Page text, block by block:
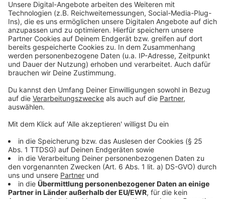
Das Durchschnittsalter der Ärztinnen und Ärzte liegt
bundesweit bei 54,5 Jahren, wie aus den Daten des
Bundesarztregisters mit Stichtag 31. Dezember 2024
hervorgeht. In der Region Nordrhein liegt es bei 53,6
und in Westfalen-Lippe bei 54,1. Bei der Dichte der
Hausärzte ist die Region Westfalen-Lippe sogar
Hausärzten pro 100.000 Einwohnern. Nordrhein liegt
mit gut 66 im Mittelfeld.
Deutschland Praxenland." Doch klar sei auch: "Die
Ressource Arztpraxis ist kein Selbstläufer, und die
Ressource Arztzeit bleibt ein knappes Gut." Immer
mehr junge Medizinerinnen und Mediziner entschieden
sich für eine Anstellung, statt eine eigene Praxis zu